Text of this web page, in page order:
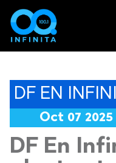
DF EN
Oct 07 2025
DF En